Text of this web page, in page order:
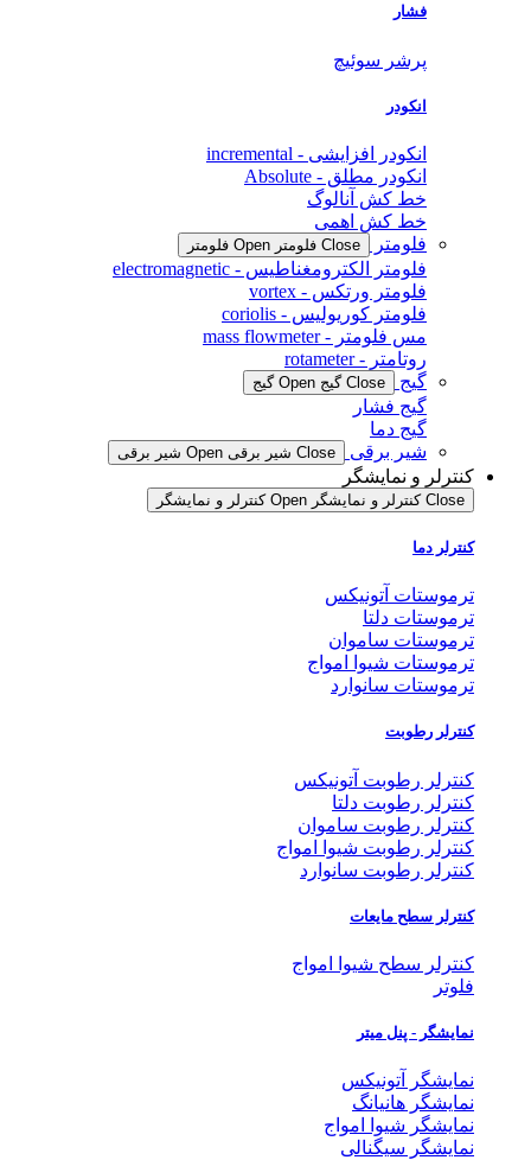
فشار
پرشر سوئیچ
انکودر
انکودر افزایشی - incremental
انکودر مطلق - Absolute
خط کش آنالوگ
خط کش اهمی
فلومتر
Close فلومتر Open فلومتر
فلومتر الکترومغناطیس - electromagnetic
فلومتر ورتکس - vortex
فلومتر کوریولیس - coriolis
مس فلومتر - mass flowmeter
روتامتر - rotameter
گیج
Close گیج Open گیج
گیج فشار
گیج دما
شیر برقی
Close شیر برقی Open شیر برقی
کنترلر و نمایشگر
Close کنترلر و نمایشگر Open کنترلر و نمایشگر
کنترلر دما
ترموستات آتونیکس
ترموستات دلتا
ترموستات ساموان
ترموستات شیوا امواج
ترموستات سانوارد
کنترلر رطوبت
کنترلر رطوبت آتونیکس
کنترلر رطوبت دلتا
کنترلر رطوبت ساموان
کنترلر رطوبت شیوا امواج
کنترلر رطوبت سانوارد
کنترلر سطح مایعات
کنترلر سطح شیوا امواج
فلوتر
نمایشگر - پنل میتر
نمایشگر آتونیکس
نمایشگر هانیانگ
نمایشگر شیوا امواج
نمایشگر سیگنالی